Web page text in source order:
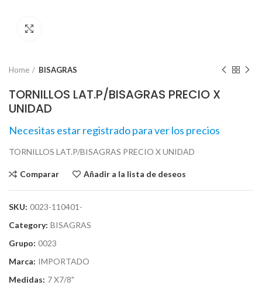
Home BISAGRAS
TORNILLOS LAT.P/BISAGRAS PRECIO X
UNIDAD
Necesitas estar registrado para ver los precios
TORNILLOS LAT.P/BISAGRAS PRECIO X UNIDAD
Comparar Añadir a la lista de deseos
SKU: 0023-110401-
Category: BISAGRAS
Grupo: 0023
Marca: IMPORTADO
Medidas: 7 X7/8"